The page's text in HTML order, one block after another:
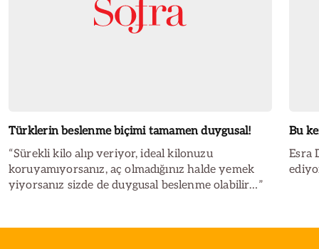
Türklerin beslenme biçimi tamamen duygusal!
“Sürekli kilo alıp veriyor, ideal kilonuzu
koruyamıyorsanız, aç olmadığınız halde yemek
yiyorsanız sizde de duygusal beslenme olabilir…”
Bu
Esra